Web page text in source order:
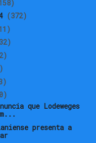
(372)
que Lodeweges
presenta a